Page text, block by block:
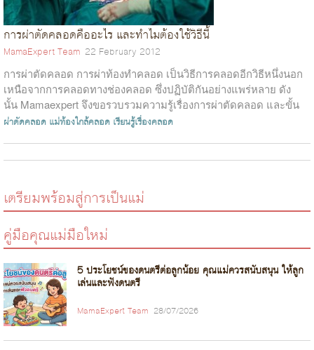
การผ่าตัดคลอดคืออะไร และทำไมต้องใช้วิธีนี้
MamaExpert Team 22 February 2012
การผ่าตัดคลอด การผ่าท้องทำคลอด เป็นวิธีการคลอดอีกวิธีหนึ่งนอก
เหนือจากการคลอดทางช่องคลอด ซึ่งปฏิบัติกันอย่างแพร่หลาย ดัง
นั้น Mamaexpert จึงขอรวบรวมความรู้เรื่องการผ่าตัดคลอด และขั้น
ตอนการผ่าท้อ...
ผ่าตัดคลอด แม่ท้องใกล้คลอด เรียนรู้เรื่องคลอด
เตรียมพร้อมสู่การเป็นแม่
คู่มือคุณแม่มือใหม่
5 ประโยชน์ของดนตรีต่อลูกน้อย คุณแม่ควรสนับสนุน ให้ลูก
เล่นและฟังดนตรี
MamaExpert Team 28/07/2026